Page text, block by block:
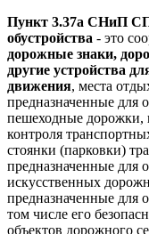
Пункт 3.37а СНиП СП
обустройства - это
дорожные знаки,
другие устройства
движения, места
предназначенные для
пешеходные дорожки,
контроля
стоянки (парковки)
предназначенные для
искусственных
предназначенные для
том числе его
объектов дорожного